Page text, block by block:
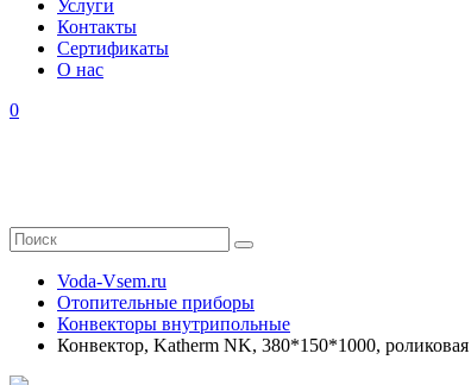
Услуги
Контакты
Cертификаты
О нас
0
Voda-Vsem.ru
Отопительные приборы
Конвекторы внутрипольные
Конвектор, Katherm NK, 380*150*1000,